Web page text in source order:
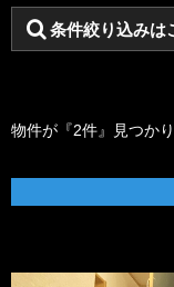
条件絞り込みは
物件が『2件』見つかり